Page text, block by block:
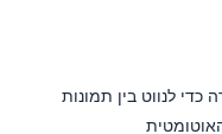
לנווט בין תמונות